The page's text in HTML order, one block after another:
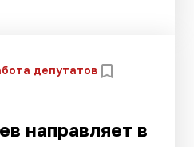
депутатов
направляет в